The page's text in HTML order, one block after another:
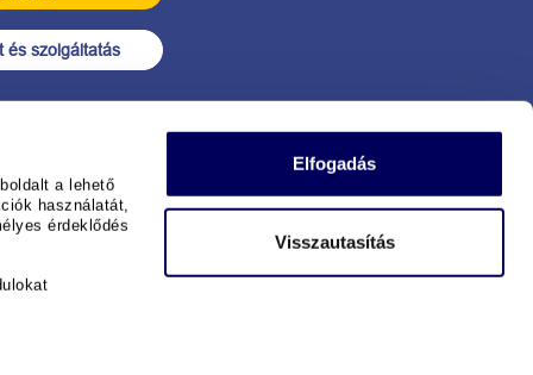
a lehető
használatát,
érdeklődés
Elfogadás
Visszautasítás
és szolgáltatás